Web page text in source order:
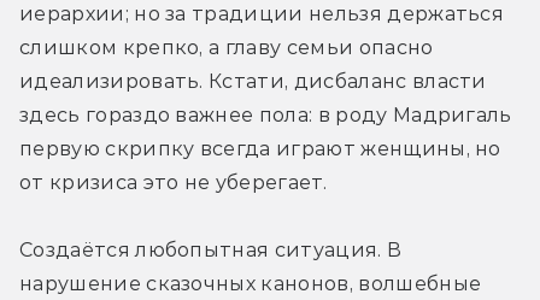
иерархии; но за традиции нельзя держаться
слишком крепко, а главу семьи опасно
идеализировать. Кстати, дисбаланс власти
здесь гораздо важнее пола: в роду Мадригаль
первую скрипку всегда играют женщины, но
от кризиса это не уберегает.
Создаётся любопытная ситуация. В
нарушение сказочных канонов, волшебные